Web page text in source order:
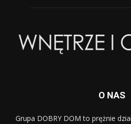
O NAS
Grupa DOBRY DOM to prężnie